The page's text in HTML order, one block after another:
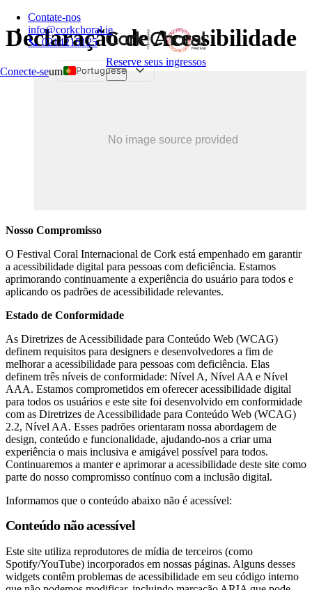
Contate-nos
info@corkchoral.ie
📞 0214215125
Conecte-seum
Portuguese
Estonian
French
Hungarian
Italian
Polish
Reserve seus ingressos
Declaração de Acessibilidade
Nosso Compromisso
O Festival Coral Internacional de Cork está empenhado em garantir
a acessibilidade digital para pessoas com deficiência. Estamos
aprimorando continuamente a experiência do usuário para todos e
aplicando os padrões de acessibilidade relevantes.
Estado de Conformidade
As Diretrizes de Acessibilidade para Conteúdo Web (WCAG)
definem requisitos para designers e desenvolvedores a fim de
melhorar a acessibilidade para pessoas com deficiência. Elas
definem três níveis de conformidade: Nível A, Nível AA e Nível
AAA. Estamos comprometidos em oferecer acessibilidade digital
para todos os usuários e este site foi desenvolvido em conformidade
com as Diretrizes de Acessibilidade para Conteúdo Web (WCAG)
2.2, Nível AA. Esses padrões orientaram nossa abordagem de
design, conteúdo e funcionalidade, ajudando-nos a criar uma
experiência o mais inclusiva e amigável possível para todos.
Continuaremos a manter e aprimorar a acessibilidade deste site como
parte do nosso compromisso contínuo com a inclusão digital.
Informamos que o conteúdo abaixo não é acessível:
Conteúdo não acessível
Este site utiliza reprodutores de mídia de terceiros (como
Spotify/YouTube) incorporados em nossas páginas. Alguns desses
widgets contêm problemas de acessibilidade em seu código interno